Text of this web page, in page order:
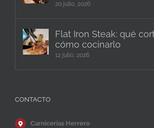
20 julio, 2026
Flat Iron Steak: qué
cómo cocinarlo
12 julio, 2026
CONTACTO
Carnicerías Herrero